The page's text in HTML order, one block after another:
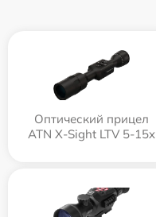
Оптический прицел
ATN X-Sight LTV 5-15x